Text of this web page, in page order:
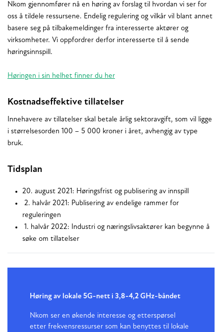
Nkom gjennomfører nå en høring av forslag til hvordan vi ser for
oss å tildele ressursene. Endelig regulering og vilkår vil blant annet
basere seg på tilbakemeldinger fra interesserte aktører og
virksomheter. Vi oppfordrer derfor interesserte til å sende
høringsinnspill.
Høringen i sin helhet finner du her
Kostnadseffektive tillatelser
Innehavere av tillatelser skal betale årlig sektoravgift, som vil ligge
i størrelsesorden 100 – 5 000 kroner i året, avhengig av type
bruk.
Tidsplan
20. august 2021: Høringsfrist og publisering av innspill
2. halvår 2021: Publisering av endelige rammer for
reguleringen
1. halvår 2022: Industri og næringslivsaktører kan begynne å
søke om tillatelser
Høring av lokale 5G-nett i 3,8-4,2 GHz-båndet
Nkom ser en økende interesse og etterspørsel
etter frekvensressurser som kan benyttes til lokale